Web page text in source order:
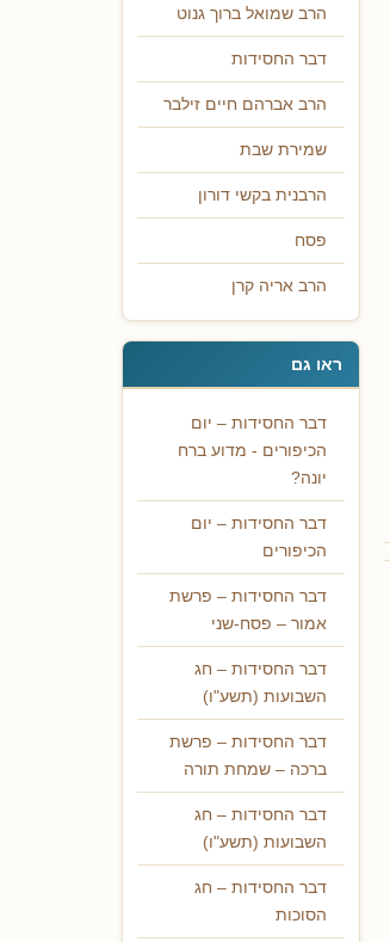
הרב שמואל ברוך גנוט
דבר החסידות
הרב אברהם חיים זילבר
שמירת שבת
הרבנית בקשי דורון
פסח
הרב אריה קרן
ראו גם
דבר החסידות – יום
הכיפורים - מדוע ברח
יונה?
דבר החסידות – יום
הכיפורים
דבר החסידות – פרשת
אמור – פסח-שני
דבר החסידות – חג
השבועות (תשע"ו)
דבר החסידות – פרשת
ברכה – שמחת תורה
דבר החסידות – חג
השבועות (תשע"ו)
דבר החסידות – חג
הסוכות